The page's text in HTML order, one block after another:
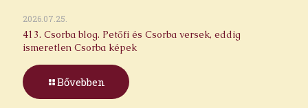
2026.07.25.
413. Csorba blog. Petőfi és Csorba versek, eddig
ismeretlen Csorba képek
Bővebben